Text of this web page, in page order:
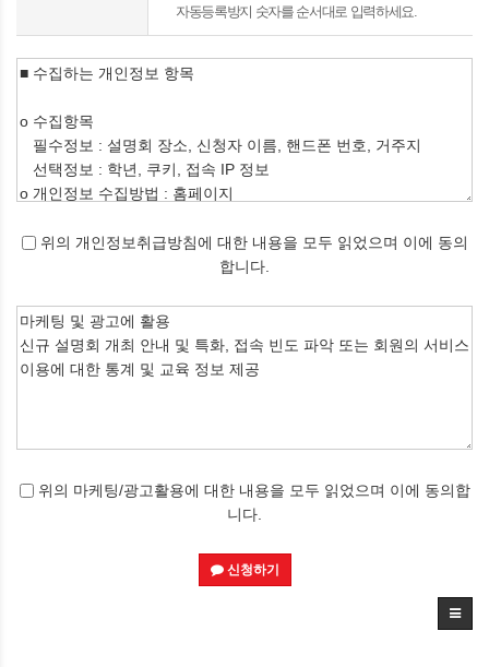
자동등록방지 숫자를 순서대로 입력하세요.
위의 개인정보취급방침에 대한 내용을 모두 읽었으며 이에 동의
합니다.
위의 마케팅/광고활용에 대한 내용을 모두 읽었으며 이에 동의합
니다.
신청하기